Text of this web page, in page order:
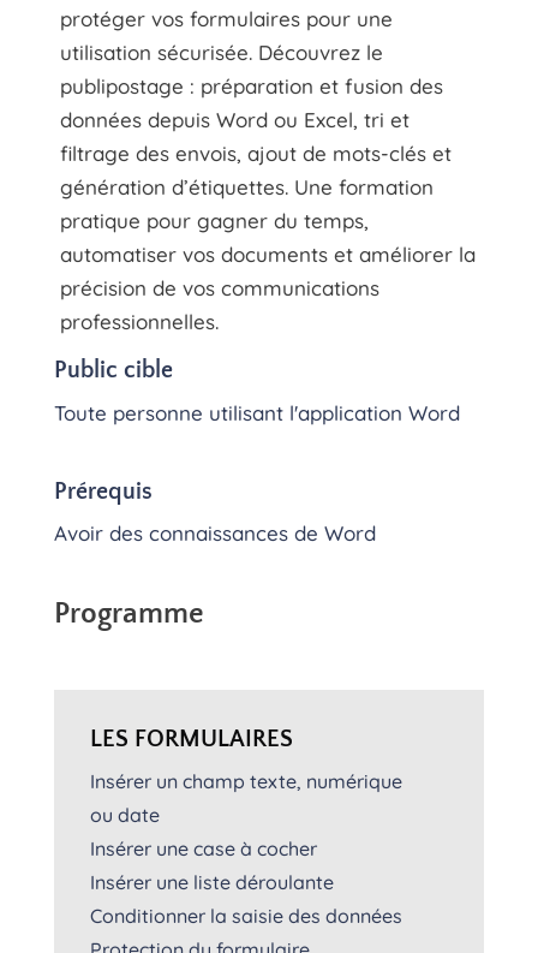
protéger vos formulaires pour une
utilisation sécurisée. Découvrez le
publipostage : préparation et fusion des
données depuis Word ou Excel, tri et
filtrage des envois, ajout de mots-clés et
génération d’étiquettes. Une formation
pratique pour gagner du temps,
automatiser vos documents et améliorer la
précision de vos communications
professionnelles.
Public cible
Toute personne utilisant l'application Word
Prérequis
Avoir des connaissances de Word
Programme
LES FORMULAIRES
Insérer un champ texte, numérique
ou date
Insérer une case à cocher
Insérer une liste déroulante
Conditionner la saisie des données